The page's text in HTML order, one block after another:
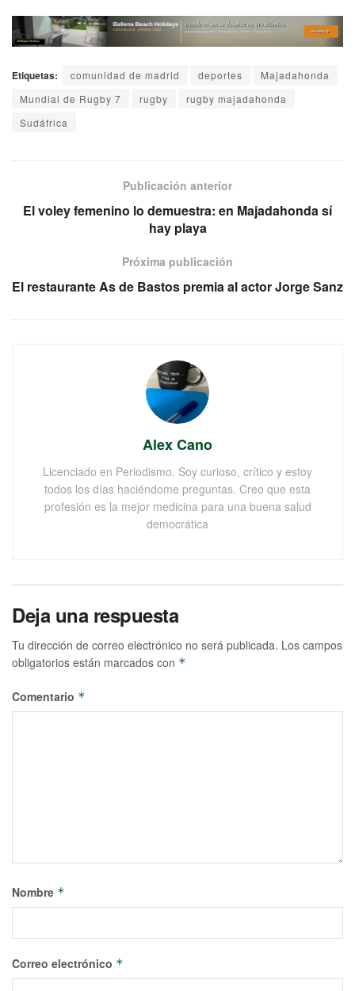
Etiquetas: comunidad de madrid deportes
Majadahonda
Mundial de Rugby 7
rugby
rugby majadahonda
Sudáfrica
Publicación anterior
El voley femenino lo demuestra: en Majadahonda sí
hay playa
Próxima publicación
El restaurante As de Bastos premia al actor Jorge Sanz
Alex Cano
Licenciado en Periodismo. Soy curioso, crítico y estoy
todos los días haciéndome preguntas. Creo que esta
profesión es la mejor medicina para una buena salud
democrática
Deja una respuesta
Tu dirección de correo electrónico no será publicada. Los campos
obligatorios están marcados con *
Comentario *
Nombre *
Correo electrónico *